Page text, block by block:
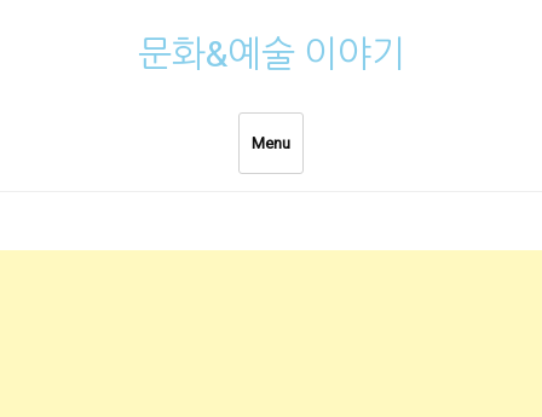
문화&예술 이야기
Menu